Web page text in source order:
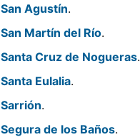
San Agustín.
San Martín del Río.
Santa Cruz de Nogueras.
Santa Eulalia.
Sarrión.
Segura de los Baños.